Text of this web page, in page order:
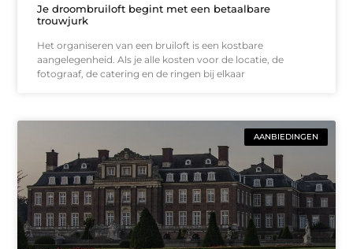
Je droombruiloft begint met een betaalbare
trouwjurk
Het organiseren van een bruiloft is een kostbare
aangelegenheid. Als je alle kosten voor de locatie, de
fotograaf, de catering en de ringen bij elkaar
AANBIEDINGEN